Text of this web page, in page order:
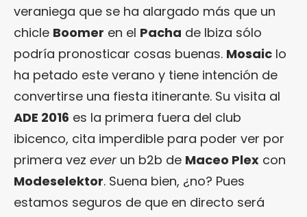
veraniega que se ha alargado más que un
chicle Boomer en el Pacha de Ibiza sólo
podría pronosticar cosas buenas. Mosaic lo
ha petado este verano y tiene intención de
convertirse una fiesta itinerante. Su visita al
ADE 2016 es la primera fuera del club
ibicenco, cita imperdible para poder ver por
primera vez ever un b2b de Maceo Plex con
Modeselektor. Suena bien, ¿no? Pues
estamos seguros de que en directo será